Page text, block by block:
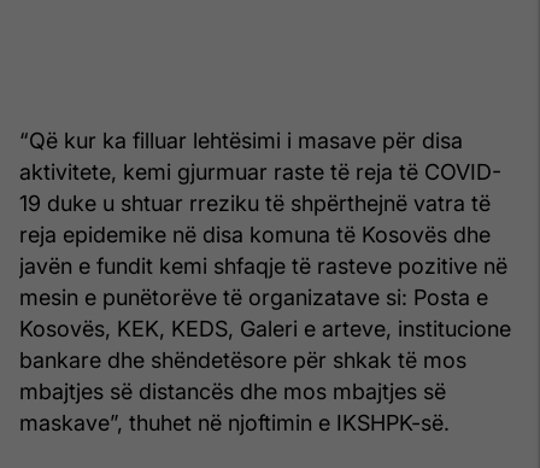
“Që kur ka filluar lehtësimi i masave për disa
aktivitete, kemi gjurmuar raste të reja të COVID-
19 duke u shtuar rreziku të shpërthejnë vatra të
reja epidemike në disa komuna të Kosovës dhe
javën e fundit kemi shfaqje të rasteve pozitive në
mesin e punëtorëve të organizatave si: Posta e
Kosovës, KEK, KEDS, Galeri e arteve, institucione
bankare dhe shëndetësore për shkak të mos
mbajtjes së distancës dhe mos mbajtjes së
maskave”, thuhet në njoftimin e IKSHPK-së.